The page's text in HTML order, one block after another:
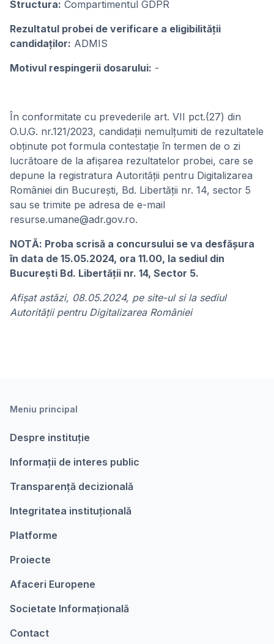
Structura: Compartimentul GDPR
Rezultatul probei de verificare a eligibilității
candidaților: ADMIS
Motivul respingerii dosarului: -
În conformitate cu prevederile art. VII pct.(27) din
O.U.G. nr.121/2023, candidații nemulțumiti de rezultatele
obținute pot formula contestație în termen de o zi
lucrătoare de la afișarea rezultatelor probei, care se
depune la registratura Autorității pentru Digitalizarea
României din București, Bd. Libertății nr. 14, sector 5
sau se trimite pe adresa de e-mail
resurse.umane@adr.gov.ro.
NOTĂ: Proba scrisă a concursului se va desfășura
în data de 15.05.2024, ora 11.00, la sediul din
București Bd. Libertății nr. 14, Sector 5.
Afişat astăzi, 08.05.2024, pe site-ul si la sediul
Autorității pentru Digitalizarea României
Meniu principal
Despre instituție
Informații de interes public
Transparență decizională
Integritatea instituțională
Platforme
Proiecte
Afaceri Europene
Societate Informațională
Contact